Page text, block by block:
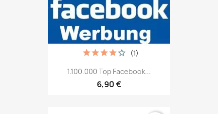
1.100.000 Top Facebook...
6,90 €
(1)